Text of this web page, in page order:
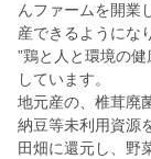
んファームを開業
産できるようにな
”鶏と人と環境の
しています。
地元産の、椎茸廃
納豆等未利用資源
田畑に還元し、野